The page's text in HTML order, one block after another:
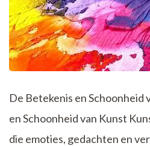
De Betekenis en Schoonheid
en Schoonheid van Kunst
die emoties, gedachten en